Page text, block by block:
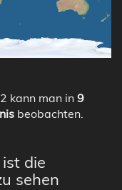
kann man in 9
beobachten.
die
sehen